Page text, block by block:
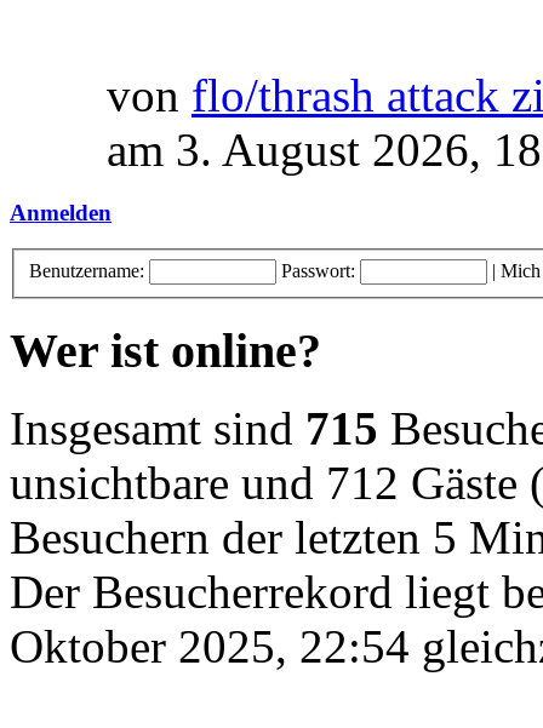
von flo/thrash attack
am 3. August 2026,
Anmelden
Benutzername: Passwort: | Mich
Wer ist online?
Insgesamt sind 715
unsichtbare und 712 Gäste
Besuchern der letzten 5
Der Besucherrekord liegt
Oktober 2025, 22:54